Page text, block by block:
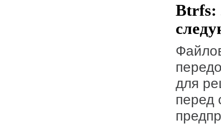
Btrfs:
Файловая система Btrfs использует самые
для
перед